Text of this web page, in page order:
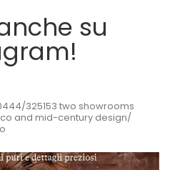
su
325153 two showrooms
and mid-century design/